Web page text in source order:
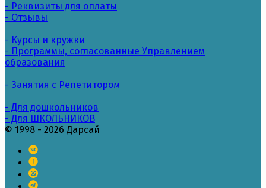
- Реквизиты для оплаты
- Отзывы
- Курсы и кружки
- Программы, согласованные Управлением
образования
- Занятия с Репетитором
- Для дошкольников
- Для ШКОЛЬНИКОВ
© 1998 - 2026 Дарсай